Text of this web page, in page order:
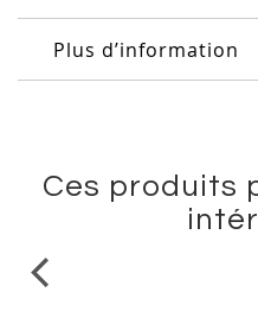
Plus d’information
Ces produits